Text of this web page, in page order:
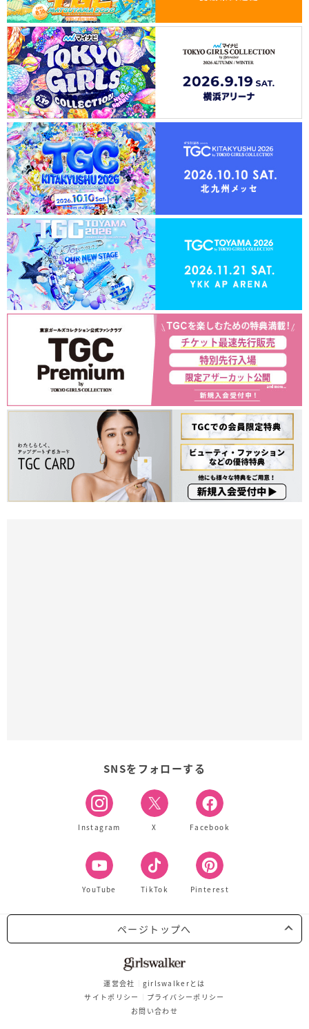
SNSをフォローする
Instagram X Facebook
YouTube TikTok Pinterest
ページトップへ
運営会社
girlswalkerとは
サイトポリシー
プライバシーポリシー
お問い合わせ